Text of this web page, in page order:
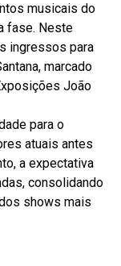
musicais do
fase. Neste
ingressos para
marcado
João
para o
atuais antes
a expectativa
consolidando
shows mais